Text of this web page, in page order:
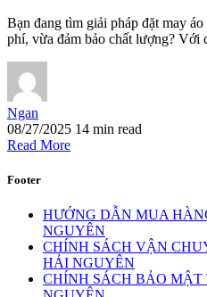
Bạn đang tìm giải pháp đặt may
phí, vừa đảm bảo chất lượng?
Ngan
08/27/2025 14 min read
Read More
Footer
HƯỚNG DẪN MUA
NGUYÊN
CHÍNH SÁCH VẬN
HẢI NGUYÊN
CHÍNH SÁCH BẢO